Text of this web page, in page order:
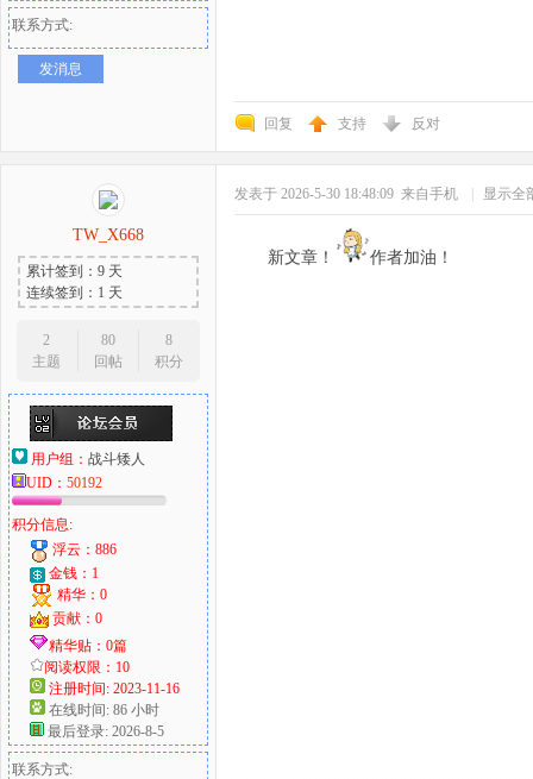
联系方式:
发消息
回复 支持 反对
TW_X668
累计签到：9 天
连续签到：1 天
2
主题
80
回帖
8
积分
用户组： 战斗矮人
UID： 50192
积分信息:
浮云：886
金钱：1
精华：0
贡献：0
精华贴：0篇
阅读权限：10
注册时间: 2023-11-16
在线时间: 86 小时
最后登录: 2026-8-5
联系方式:
发表于 2026-5-30 18:48:09 来自手机 显示全
新文章！ 作者加油！